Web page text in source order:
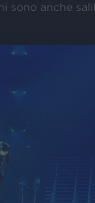
sono anche